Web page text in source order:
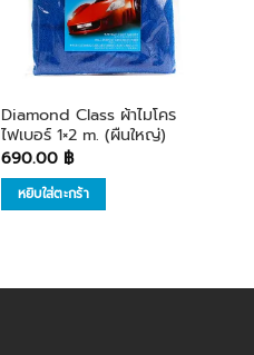
Diamond Class ผ้าไมโคร
ไฟเบอร์ 1×2 m. (ผืนใหญ่)
690.00 ฿
หยิบใส่ตะกร้า